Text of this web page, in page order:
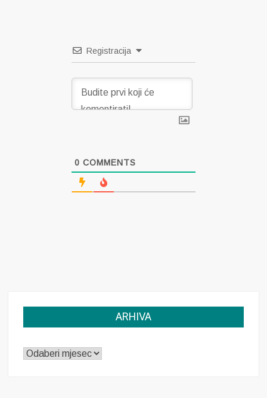
Registracija
0 COMMENTS
ARHIVA
ARHIVA